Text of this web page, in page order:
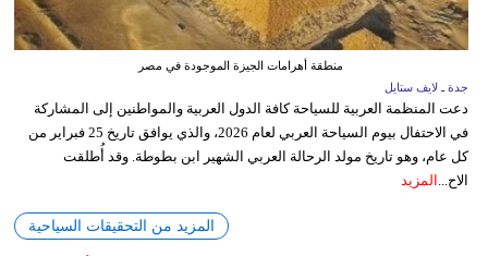
منطقة أهرامات الجيزة الموجودة في مصر
جدة ـ لايف ستايل
دعت المنظمة العربية للسياحة كافة الدول العربية والمواطنين إلى المشاركة
في الاحتفال بيوم السياحة العربي لعام 2026، والذي يوافق تاريخ 25 فبراير من
كل عام، وهو تاريخ مولد الرحالة العربي الشهير ابن بطوطة. وقد أُطلقت
الاح... المزيد
المزيد من التحقيقات السياحية